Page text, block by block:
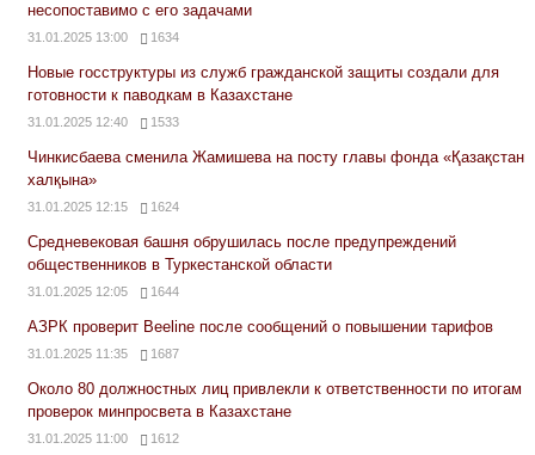
несопоставимо с его задачами
31.01.2025 13:00 1634
Новые госструктуры из служб гражданской защиты создали для
готовности к паводкам в Казахстане
31.01.2025 12:40 1533
Чинкисбаева сменила Жамишева на посту главы фонда «Қазақстан
халқына»
31.01.2025 12:15 1624
Средневековая башня обрушилась после предупреждений
общественников в Туркестанской области
31.01.2025 12:05 1644
АЗРК проверит Beeline после сообщений о повышении тарифов
31.01.2025 11:35 1687
Около 80 должностных лиц привлекли к ответственности по итогам
проверок минпросвета в Казахстане
31.01.2025 11:00 1612